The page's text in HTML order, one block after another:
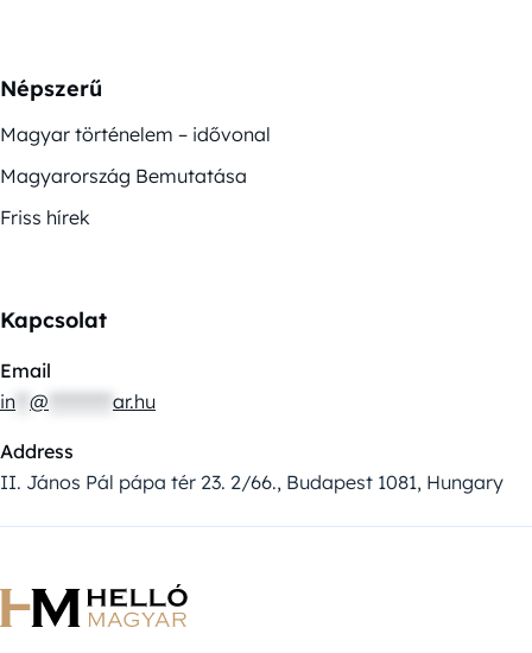
Népszerű
Magyar történelem – idővonal
Magyarország Bemutatása
Friss hírek
Kapcsolat
Email
in @ ar.hu
Address
II. János Pál pápa tér 23. 2/66., Budapest 1081, Hungary